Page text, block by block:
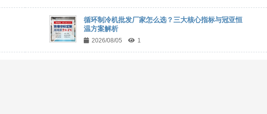
循环制冷机批发厂家怎么选？三大核心指标与冠亚恒
温方案解析
2026/08/05 1